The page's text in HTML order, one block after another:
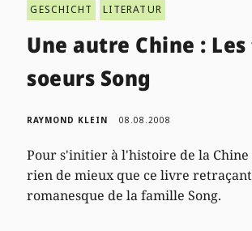
GESCHICHT LITERATUR
Une autre Chine :
soeurs Song
RAYMOND KLEIN 08.08.2008
Pour s'initier à l'histoire de la Chine
rien de mieux que ce livre
romanesque de la famille Song.